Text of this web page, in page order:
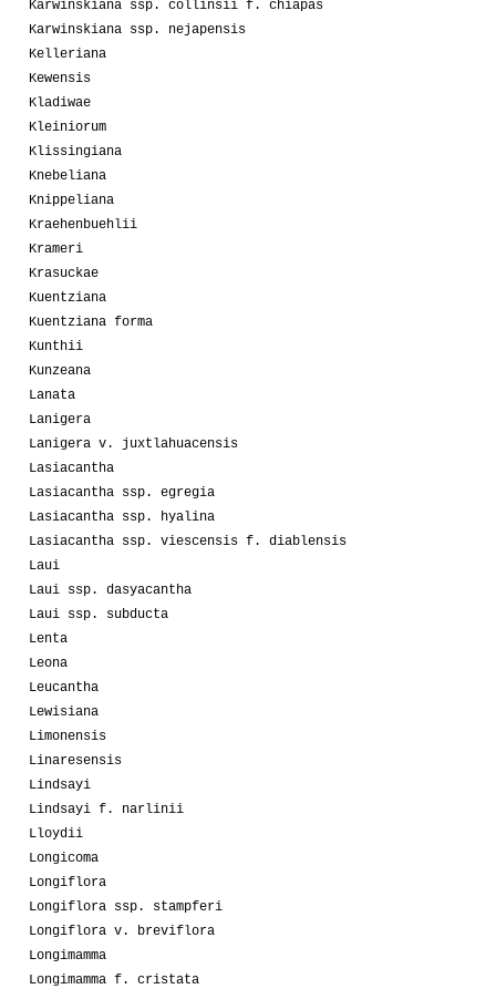
Karwinskiana ssp. collinsii f. chiapas
Karwinskiana ssp. nejapensis
Kelleriana
Kewensis
Kladiwae
Kleiniorum
Klissingiana
Knebeliana
Knippeliana
Kraehenbuehlii
Krameri
Krasuckae
Kuentziana
Kuentziana forma
Kunthii
Kunzeana
Lanata
Lanigera
Lanigera v. juxtlahuacensis
Lasiacantha
Lasiacantha ssp. egregia
Lasiacantha ssp. hyalina
Lasiacantha ssp. viescensis f. diablensis
Laui
Laui ssp. dasyacantha
Laui ssp. subducta
Lenta
Leona
Leucantha
Lewisiana
Limonensis
Linaresensis
Lindsayi
Lindsayi f. narlinii
Lloydii
Longicoma
Longiflora
Longiflora ssp. stampferi
Longiflora v. breviflora
Longimamma
Longimamma f. cristata